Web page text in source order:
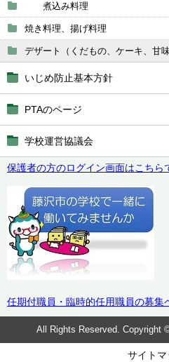
煮込み料理
焼き料理、揚げ料理
デザート（くだもの、ケーキ、甘味
いじめ防止基本方針
PTAのページ
学校運営協議会
保護者の方のログイン画面はこちら
任期付職員・臨時的任用職員の募集
All Rights Reserved. Copyright
サイトマ